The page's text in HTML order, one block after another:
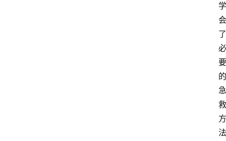
学
会
了
必
要
的
急
救
方
法